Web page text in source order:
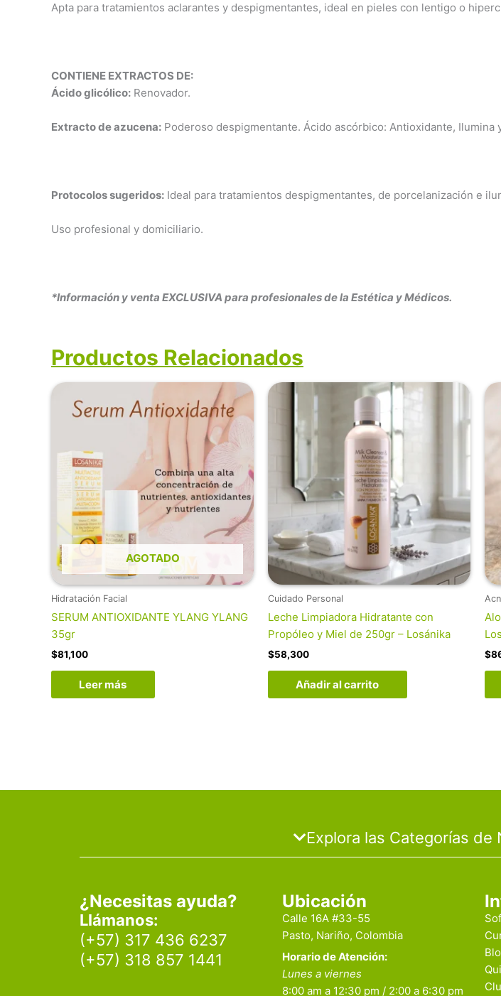
Apta para tratamientos aclarantes y despigmentantes, ideal en pieles con lentigo o
CONTIENE EXTRACTOS DE:
Ácido glicólico: Renovador.
Extracto de azucena: Poderoso despigmentante. Ácido ascórbico: Antioxidante,
Protocolos sugeridos: Ideal para tratamientos despigmentantes, de porcelanización e
Uso profesional y domiciliario.
*Información y venta EXCLUSIVA para profesionales de la Estética y Médicos.
Productos Relacionados
AGOTADO
Hidratación Facial
SERUM ANTIOXIDANTE YLANG YLANG
35gr
$81,100
Leer más
Cuidado Personal
Leche Limpiadora Hidratante con
Propóleo y Miel de 250gr – Losánika
$58,300
Añadir al carrito
$
Explora las Categorías
¿Necesitas ayuda?
Llámanos:
(+57) 317 436 6237
(+57) 318 857 1441
Ubicación
Calle 16A #33-55
Pasto, Nariño, Colombia
Horario de Atención:
Lunes a viernes
8:00 am a 12:30 pm / 2:00 a 6:30 pm